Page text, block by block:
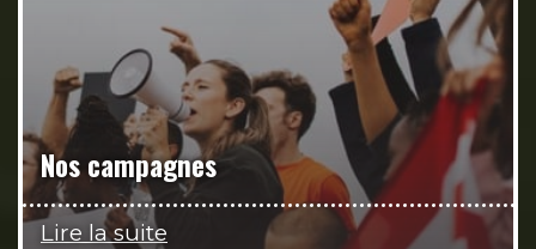
Nos campagnes
Lire la suite